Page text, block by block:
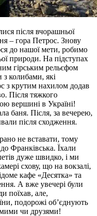
після вчорашньої
– гора Петрос. Знову
до нашої мети, робимо
природи. На підступах
гірським рельєфом
колибами, які
з крутим нахилом додав
Після тяжкого
вершині в Україні!
баня. Після, за вечерею,
після сходження.
не вставати, тому
Франківська. Їхали
дуже швидко, і ми
схову, що на вокзалі,
кафе «Десятка» та
А вже увечері були
поїхав, але,
подорожі об’єднують
чи друзями!